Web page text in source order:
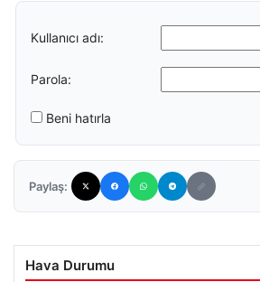
Kullanıcı adı:
Parola:
Beni hatırla
Paylaş:
Hava Durumu